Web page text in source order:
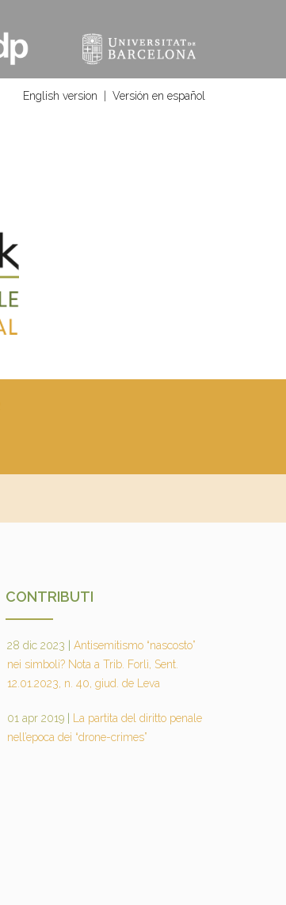
English version Versión en español
CONTRIBUTI
28 dic 2023
Antisemitismo “nascosto”
nei simboli? Nota a Trib. Forlì, Sent.
12.01.2023, n. 40, giud. de Leva
01 apr 2019
La partita del diritto penale
nell’epoca dei “drone-crimes”